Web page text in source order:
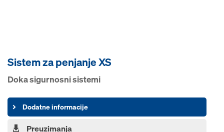
Sistem za penjanje XS
Doka sigurnosni sistemi
Dodatne informacije
Preuzimanja